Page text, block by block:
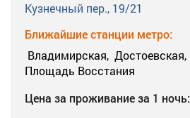
Кузнечный пер., 19/21
Ближайшие станции метро:
Владимирская, Достоевская,
Площадь Восстания
Цена за проживание за 1 ночь: